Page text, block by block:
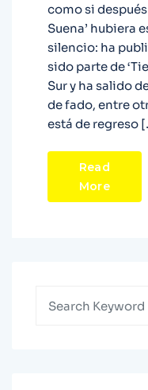
como si después
Suena’ hubiera
silencio: ha
sido parte de
Sur y ha salido
de fado, entre
está de regreso
Read
More